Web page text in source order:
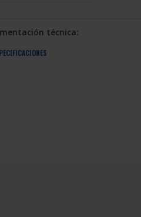
técnica: